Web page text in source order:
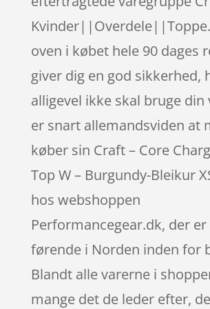
oven i købet hele 90 dages
giver dig en god sikkerhed,
alligevel ikke skal bruge din
er snart allemandsviden at
køber sin Craft – Core
Top W – Burgundy-Bleikur
hos webshoppen
Performancegear.dk, der
førende i Norden inden for
Blandt alle varerne i
mange det de leder efter,